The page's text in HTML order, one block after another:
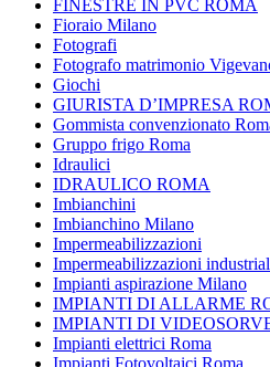
FINESTRE IN PVC ROMA
Fioraio Milano
Fotografi
Fotografo matrimonio
Giochi
GIURISTA D’IMPRESA
Gommista convenzionato
Gruppo frigo Roma
Idraulici
IDRAULICO ROMA
Imbianchini
Imbianchino Milano
Impermeabilizzazioni
Impermeabilizzazioni
Impianti aspirazione Milano
IMPIANTI DI ALLARME
IMPIANTI DI
Impianti elettrici Roma
Impianti Fotovoltaici Roma